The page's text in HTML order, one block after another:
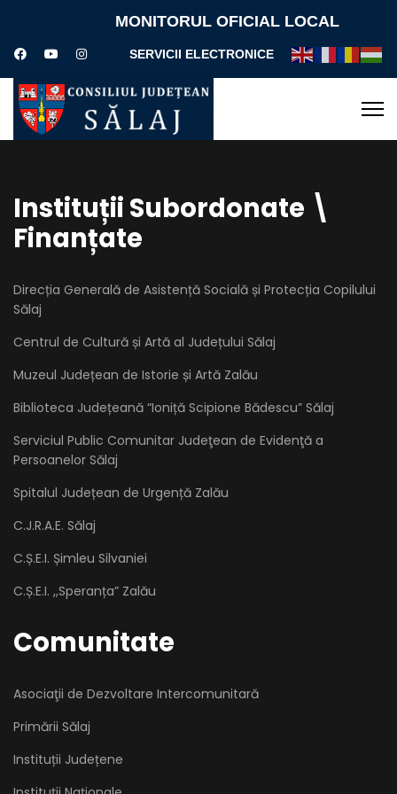
MONITORUL OFICIAL LOCAL
SERVICII ELECTRONICE
Instituții Subordonate \
Finanțate
Direcția Generală de Asistență Socială și Protecția Copilului
Sălaj
Centrul de Cultură și Artă al Județului Sălaj
Muzeul Județean de Istorie și Artă Zalău
Biblioteca Județeană “Ioniță Scipione Bădescu” Sălaj
Serviciul Public Comunitar Judeţean de Evidenţă a
Persoanelor Sălaj
Spitalul Județean de Urgență Zalău
C.J.R.A.E. Sălaj
C.Ș.E.I. Șimleu Silvaniei
C.Ș.E.I. ,,Speranța” Zalău
Comunitate
Asociaţii de Dezvoltare Intercomunitară
Primării Sălaj
Instituții Județene